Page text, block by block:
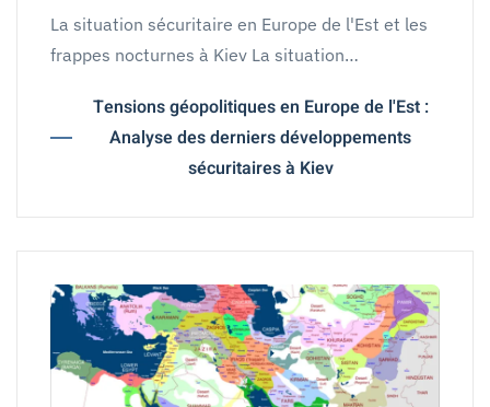
La situation sécuritaire en Europe de l'Est et les
frappes nocturnes à Kiev La situation…
Tensions géopolitiques en Europe de l'Est :
Analyse des derniers développements
sécuritaires à Kiev